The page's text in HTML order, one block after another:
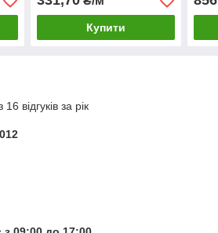
Купити
відгуків за рік